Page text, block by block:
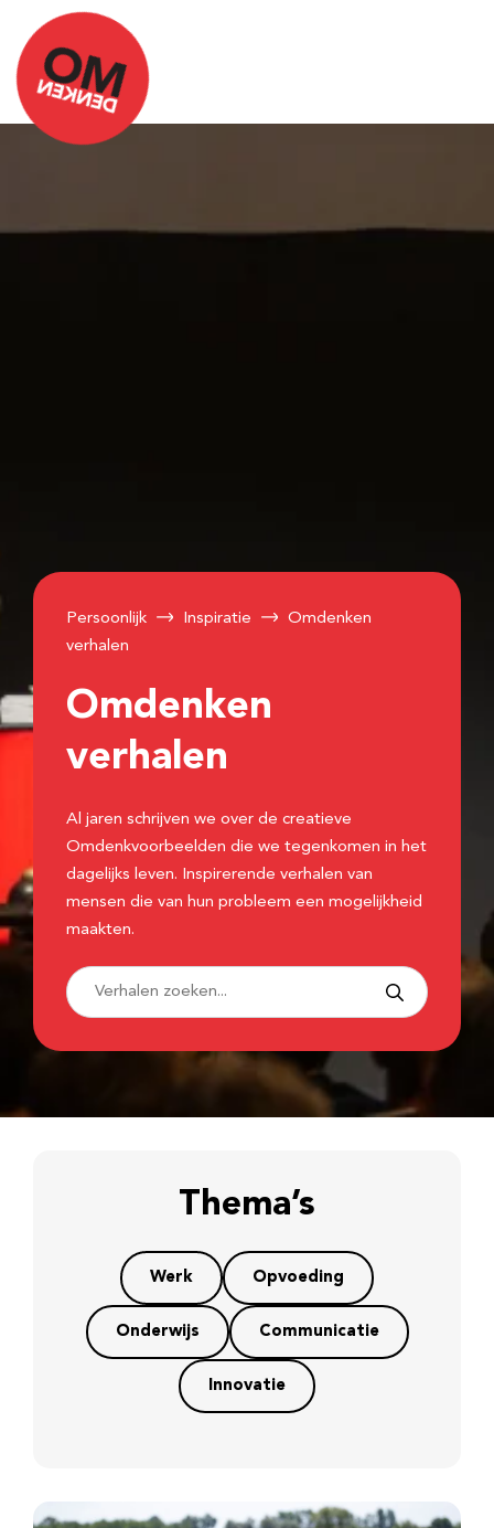
Persoonlijk Inspiratie
Omdenken
verhalen
Omdenken
verhalen
Al jaren schrijven we over de creatieve
Omdenkvoorbeelden die we tegenkomen in het
dagelijks leven. Inspirerende verhalen van
mensen die van hun probleem een mogelijkheid
maakten.
Thema’s
Werk Opvoeding
Onderwijs Communicatie
Innovatie